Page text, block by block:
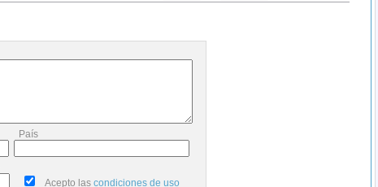
País
Acepto las condiciones de uso